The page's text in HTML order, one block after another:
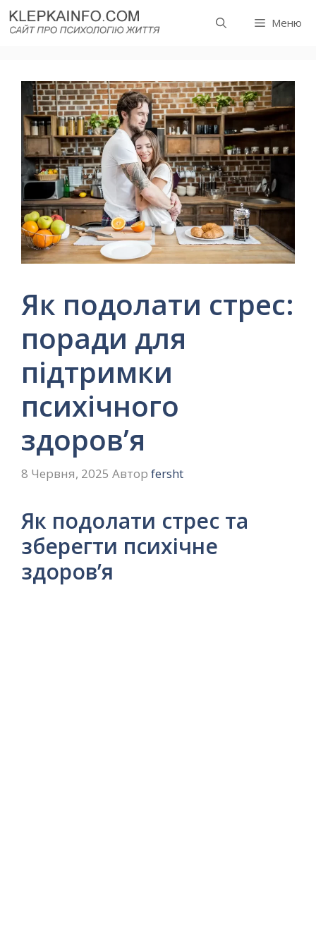
Перейти
до
Меню
Як подолати стрес:
поради для
підтримки
психічного
здоров’я
8 Червня, 2025 Автор fersht
Як подолати стрес та
зберегти психічне
здоров’я